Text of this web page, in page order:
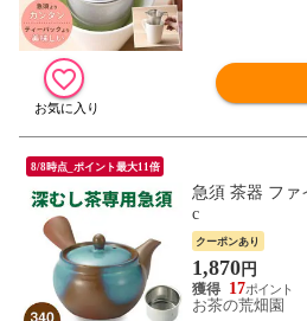
8/8時点_ポイント最大11倍
急須 茶器 ファ
c
クーポンあり
1,870円
17
お茶の荒畑園